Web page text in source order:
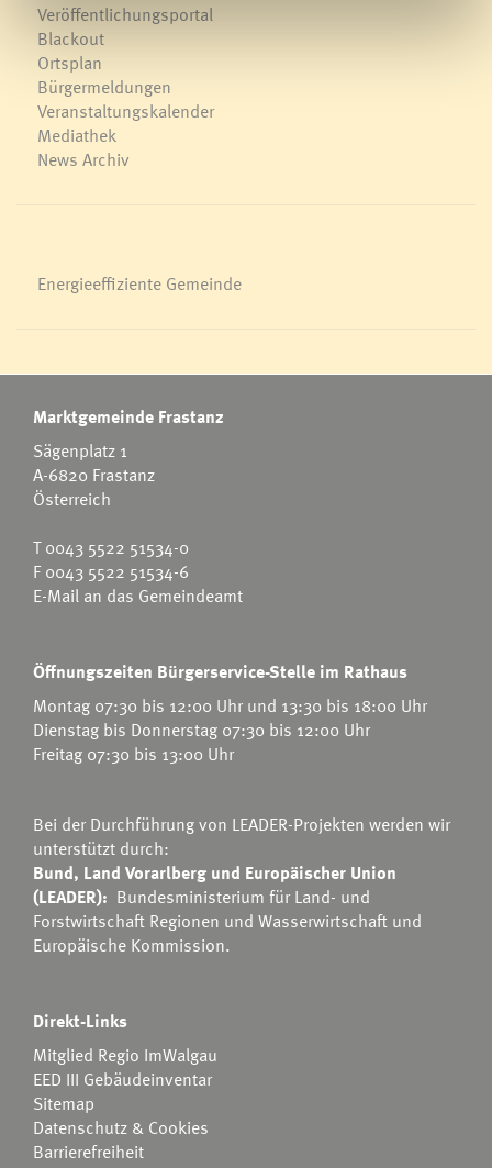
Veröffentlichungsportal
Blackout
Ortsplan
Bürgermeldungen
Veranstaltungskalender
Mediathek
News Archiv
Energieeffiziente Gemeinde
Marktgemeinde Frastanz
Sägenplatz 1
A-6820 Frastanz
Österreich
T0043 5522 51534-0
F 0043 5522 51534-6
E-Mail an das Gemeindeamt
Öffnungszeiten Bürgerservice-Stelle im Rathaus
Montag 07:30 bis 12:00 Uhr und 13:30 bis 18:00 Uhr
Dienstag bis Donnerstag 07:30 bis 12:00 Uhr
Freitag 07:30 bis 13:00 Uhr
Bei der Durchführung von LEADER-Projekten werden wir
unterstützt durch:
Bund, Land Vorarlberg und Europäischer Union
(LEADER): Bundesministerium für Land- und
Forstwirtschaft Regionen und Wasserwirtschaft und
Europäische Kommission.
Direkt-Links
Mitglied Regio ImWalgau
EED III Gebäudeinventar
Sitemap
Datenschutz & Cookies
Barrierefreiheit